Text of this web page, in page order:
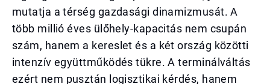
mutatja a térség gazdasági dinamizmusát. A
több millió éves ülőhely-kapacitás nem csupán
szám, hanem a kereslet és a két ország közötti
intenzív együttműködés tükre. A terminálváltás
ezért nem pusztán logisztikai kérdés, hanem